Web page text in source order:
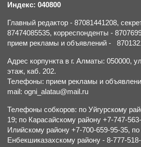
Индекс: 040800
Главный редактор - 87081441208,
87474085535, корреспонденты -
прием рекламы и объявлений -
Адрес корпункта в г. Алматы: 050000,
этаж, каб. 202.
Телефоны: прием рекламы и
mail: ogni_alatau@mail.ru
Телефоны собкоров: по Уйгурскому
19; по Карасайскому району +7-747-
Илийскому району +7-700-659-95-35, по
Енбекшиказахскому району - 8-777-